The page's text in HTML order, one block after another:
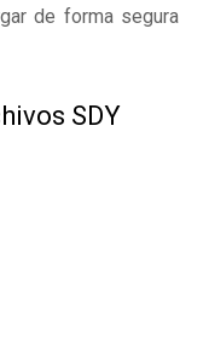
de forma segura
SDY